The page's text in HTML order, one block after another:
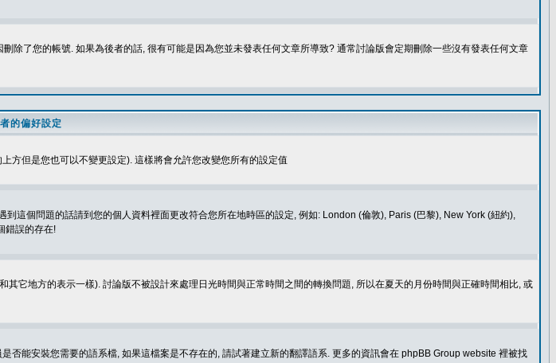
了您的帳號. 如果為後者的話, 很有可能是因為您並未發表任何文章所導致? 通常討論版會定期刪除一些沒有發表任何文章
的偏好設定
方但是您也可以不變更設定). 這樣將會允許您改變您所有的設定值
這個問題的話請到您的個人資料裡面更改符合您所在地時區的設定, 例如: London (倫敦), Paris (巴黎), New York (紐約),
錯誤的存在!
它地方的表示一樣). 討論版不被設計來處理日光時間與正常時間之間的轉換問題, 所以在夏天的月份時間與正確時間相比, 或
能安裝您需要的語系檔, 如果這檔案是不存在的, 請試著建立新的翻譯語系. 更多的資訊會在 phpBB Group website 裡被找